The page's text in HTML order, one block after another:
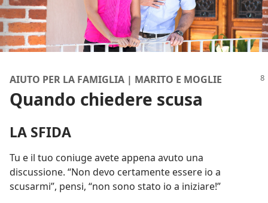
AIUTO PER LA FAMIGLIA | MARITO E MOGLIE
Quando chiedere scusa
LA SFIDA
Tu e il tuo coniuge avete appena avuto una
discussione. “Non devo certamente essere io a
scusarmi”, pensi, “non sono stato io a iniziare!”